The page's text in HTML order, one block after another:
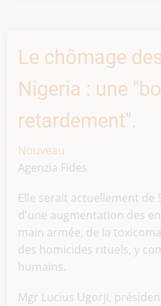
l'Afrique
Le chômage
Nigeria : une
retardement".
Nouveau
Agenzia Fides
Elle serait actuellement de
d'une augmentation des
main armée, de la
des homicides rituels, y
humains.
Mgr Lucius Ugorji,